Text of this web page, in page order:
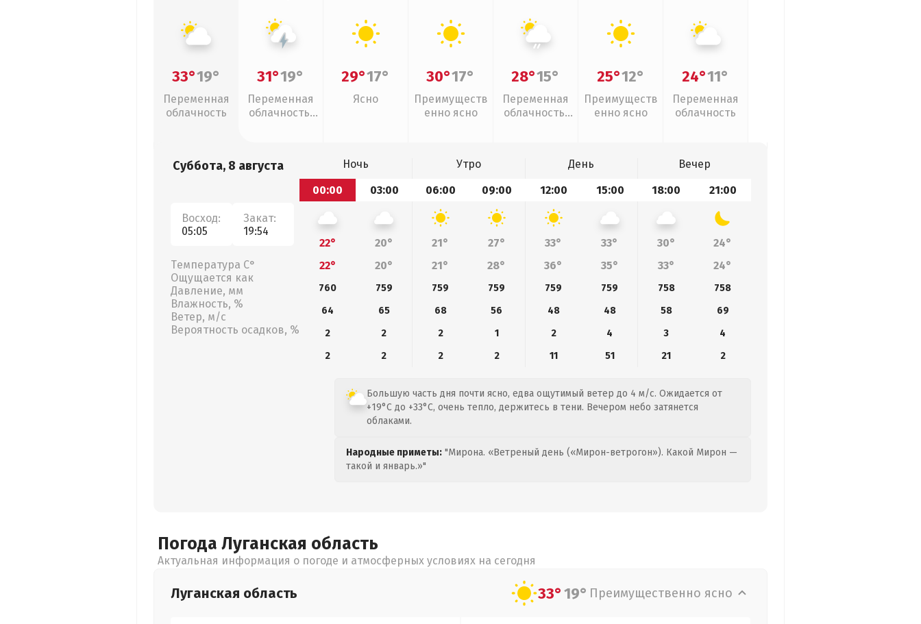
33°19°
Переменная
облачность
31°19°
Переменная
облачность,
29°17°
Ясно
30°17°
Преимуществ
енно ясно
28°15°
Переменная
облачность,
25°12°
Преимуществ
енно ясно
24°11°
Переменная
облачность
Суббота, 8 августа
Восход:
05:05
Закат:
19:54
Температура С°
Ощущается как
Давление, мм
Влажность, %
Ветер, м/с
Вероятность осадков, %
Ночь Утро День
Вечер
00:00
03:00 06:00 09:00 12:00 15:00 18:00 21:00
22° 20° 21° 27° 33° 33° 30°
24°
22°
20° 21° 28° 36° 35° 33° 24°
760 759 759 759 759 759 758
758
64
65 68 56 48 48 58
69
2
2 2 1 2 4 3
4
2
2 2 2 11 51 21 2
Большую часть дня почти ясно, едва ощутимый ветер до 4 м/с. Ожидается от
+19°C до +33°C, очень тепло, держитесь в тени. Вечером небо затянется
облаками.
Народные приметы: "Мирона. «Ветреный день («Мирон-ветрогон»). Какой Мирон —
такой и январь.»"
Погода Луганская область
Актуальная информация о погоде и атмосферных условиях на сегодня
Луганская область 33°19° Преимущественно ясно